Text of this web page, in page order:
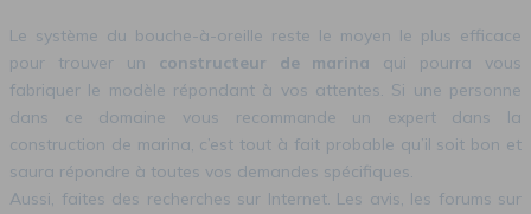
Le système du bouche-à-oreille reste le moyen le plus efficace
pour trouver un constructeur de marina qui pourra vous
fabriquer le modèle répondant à vos attentes. Si une personne
dans ce domaine vous recommande un expert dans la
construction de marina, c’est tout à fait probable qu’il soit bon et
saura répondre à toutes vos demandes spécifiques.
Aussi, faites des recherches sur Internet. Les avis, les forums sur